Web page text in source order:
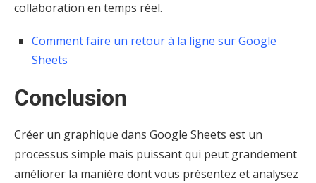
collaboration en temps réel.
Comment faire un retour à la ligne sur Google
Sheets
Conclusion
Créer un graphique dans Google Sheets est un
processus simple mais puissant qui peut grandement
améliorer la manière dont vous présentez et analysez